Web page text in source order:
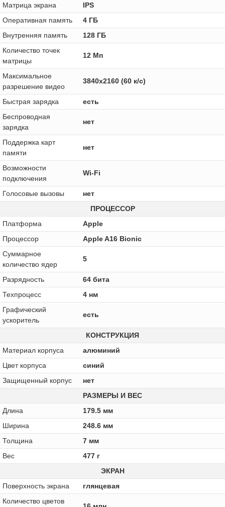
Матрица экрана
IPS
Оперативная память
4 ГБ
Внутренняя память
128 ГБ
Количество точек
матрицы
12 Мп
Максимальное
разрешение видео
3840x2160 (60 к/с)
Быстрая зарядка
есть
Беспроводная
зарядка
нет
Поддержка карт
памяти
нет
Возможности
подключения
Wi-Fi
Голосовые вызовы
нет
ПРОЦЕССОР
Платформа
Apple
Процессор
Apple A16 Bionic
Суммарное
количество ядер
5
Разрядность
64 бита
Техпроцесс
4 нм
Графический
ускоритель
есть
КОНСТРУКЦИЯ
Материал корпуса
алюминий
Цвет корпуса
синий
Защищенный корпус
нет
РАЗМЕРЫ И ВЕС
Длина
179.5 мм
Ширина
248.6 мм
Толщина
7 мм
Вес
477 г
ЭКРАН
Поверхность экрана
глянцевая
Количество цветов